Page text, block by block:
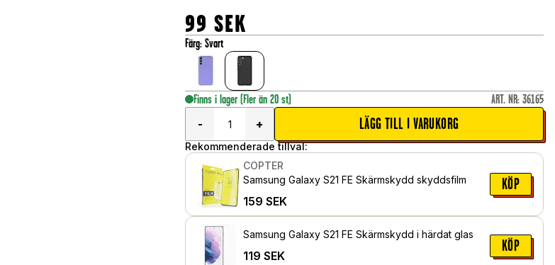
99 SEK
Färg:Svart
Finns i lager (Fler än 20 st) ART. NR: 36165
-
+ LÄGG TILL I VARUKORG
Rekommenderade tillval:
COPTER
Samsung Galaxy S21 FE Skärmskydd skyddsfilm
159 SEK
KÖP
Samsung Galaxy S21 FE Skärmskydd i härdat glas
119 SEK
KÖP